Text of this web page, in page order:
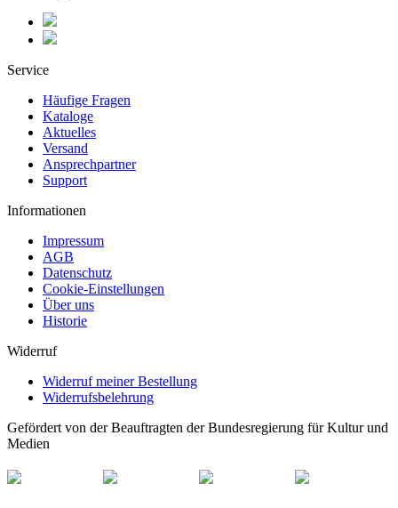
Service
Häufige Fragen
Kataloge
Aktuelles
Versand
Ansprechpartner
Support
Informationen
Impressum
AGB
Datenschutz
Cookie-Einstellungen
Über uns
Historie
Widerruf
Widerruf meiner Bestellung
Widerrufsbelehrung
Gefördert von der Beauftragten der Bundesregierung für Kultur und
Medien